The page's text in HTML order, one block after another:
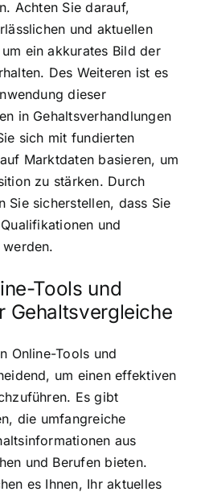
Achten Sie darauf,
und aktuellen
ein akkurates Bild der
Des Weiteren ist es
dieser
in Gehaltsverhandlungen
sich mit fundierten
Marktdaten basieren, um
zu stärken. Durch
Sie sicherstellen, dass Sie
und
Tools und
Gehaltsvergleiche
Online-Tools und
um einen effektiven
Es gibt
die umfangreiche
aus
und Berufen bieten.
es Ihnen, Ihr aktuelles